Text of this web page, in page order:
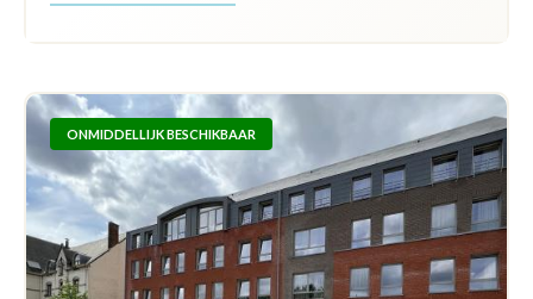
ONMIDDELLIJK BESCHIKBAAR